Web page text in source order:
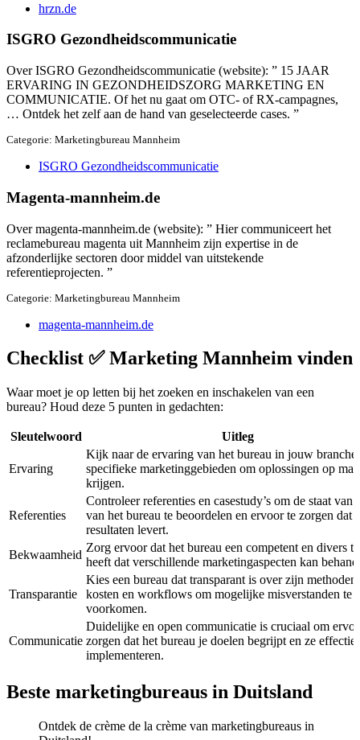
hrzn.de
ISGRO Gezondheidscommunicatie
Over ISGRO Gezondheidscommunicatie (website): ” 15 JAAR
ERVARING IN GEZONDHEIDSZORG MARKETING EN
COMMUNICATIE. Of het nu gaat om OTC- of RX-campagnes,
… Ontdek het zelf aan de hand van geselecteerde cases. ”
Categorie: Marketingbureau Mannheim
ISGRO Gezondheidscommunicatie
Magenta-mannheim.de
Over magenta-mannheim.de (website): ” Hier communiceert het
reclamebureau magenta uit Mannheim zijn expertise in de
afzonderlijke sectoren door middel van uitstekende
referentieprojecten. ”
Categorie: Marketingbureau Mannheim
magenta-mannheim.de
Checklist ✅ Marketing Mannheim vinden
Waar moet je op letten bij het zoeken en inschakelen van een
bureau? Houd deze 5 punten in gedachten:
Sleutelwoord Uitleg
Ervaring
Kijk naar de ervaring van het bureau in jouw branche
specifieke marketinggebieden om oplossingen op
krijgen.
Referenties
Controleer referenties en casestudy’s om de staat van
van het bureau te beoordelen en ervoor te zorgen dat
resultaten levert.
Bekwaamheid
Zorg ervoor dat het bureau een competent en divers
heeft dat verschillende marketingaspecten kan
Transparantie
Kies een bureau dat transparant is over zijn methoden,
kosten en workflows om mogelijke misverstanden te
voorkomen.
Communicatie
Duidelijke en open communicatie is cruciaal om
zorgen dat het bureau je doelen begrijpt en ze
implementeren.
Beste marketingbureaus in Duitsland
Ontdek de crème de la crème van marketingbureaus in